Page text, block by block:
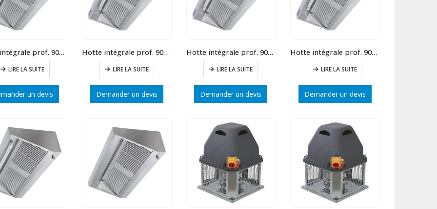
Hotte intégrale prof. 900 long.2500
LIRE LA SUITE
un devis
Hotte intégrale prof. 900 long.2500
LIRE LA SUITE
Demander un devis
Hotte intégrale prof. 900 long.2000
LIRE LA SUITE
Demander un devis
Hotte intégrale prof. 900 long.1500
LIRE LA SUITE
Demander un devis